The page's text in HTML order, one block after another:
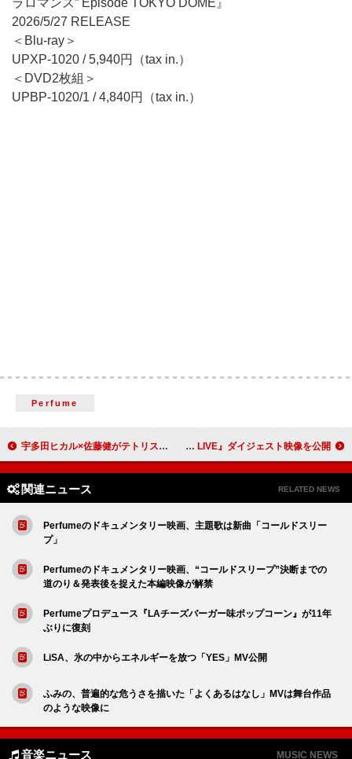
ラロマンス” Episode TOKYO DOME』
2026/5/27 RELEASE
＜Blu-ray＞
UPXP-1020 / 5,940円（tax in.）
＜DVD2枚組＞
UPBP-1020/1 / 4,840円（tax in.）
Perfume
宇多田ヒカル×佐藤健がテトリス対決 乃木坂46、ライブ映像作品『13th YEAR BIRTHDAY LIVE』ダイジェスト映像を公開
関連ニュース RELATED NEWS
Perfumeのドキュメンタリー映画、主題歌は新曲「コールドスリー
プ」
Perfumeのドキュメンタリー映画、“コールドスリープ”決断までの
道のり＆発表後を捉えた本編映像が解禁
Perfumeプロデュース『LAチーズバーガー味ポップコーン』が11年
ぶりに復刻
LiSA、氷の中からエネルギーを放つ「YES」MV公開
ふみの、普遍的な危うさを描いた「よくあるはなし」MVは舞台作品
のような映像に
音楽ニュース MUSIC NEWS